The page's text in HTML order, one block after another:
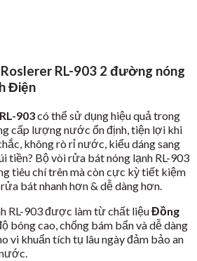
Roslerer RL-903 2 đường nóng
Điện
RL-903có thể sử dụng hiệu quả trong
cấp lượng nước ổn định, tiện lợi khi
không rò rỉ nước, kiểu dáng sang
tiền? Bộ vòi rửa bát nóng lạnh RL-903
tiêu chí trên mà còn cực kỳ tiết kiệm
bát nhanh hơn & dễ dàng hơn.
RL-903 được làm từ chất liệuĐồng
bóng cao, chống bám bẩn và dễ dàng
vi khuẩn tích tụ lâu ngày đảm bảo an